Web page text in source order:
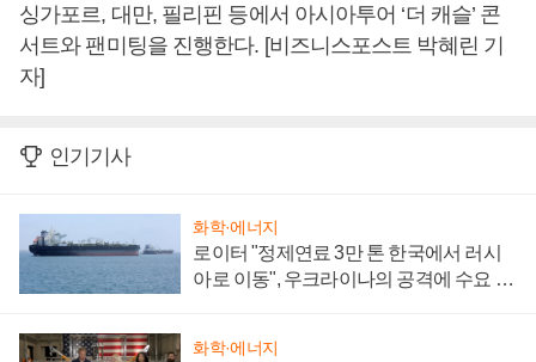
싱가포르, 대만, 필리핀 등에서 아시아투어 ‘더 캐슬’ 콘
서트와 팬미팅을 진행한다. [비즈니스포스트 박혜린 기
자]
인기기사
화학·에너지
로이터 "정제연료 3만 톤 한국에서 러시
아로 이동", 우크라이나의 공격에 수요 늘
화학·에너지